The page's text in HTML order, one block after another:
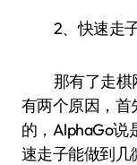
2、快速走
那有了走棋
有两个原因，首
的，AlphaGo说
速走子能做到